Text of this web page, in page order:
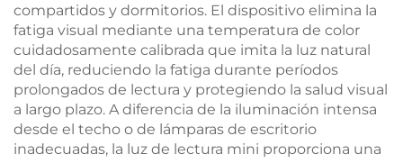
compartidos y dormitorios. El dispositivo elimina la
fatiga visual mediante una temperatura de color
cuidadosamente calibrada que imita la luz natural
del día, reduciendo la fatiga durante períodos
prolongados de lectura y protegiendo la salud visual
a largo plazo. A diferencia de la iluminación intensa
desde el techo o de lámparas de escritorio
inadecuadas, la luz de lectura mini proporciona una